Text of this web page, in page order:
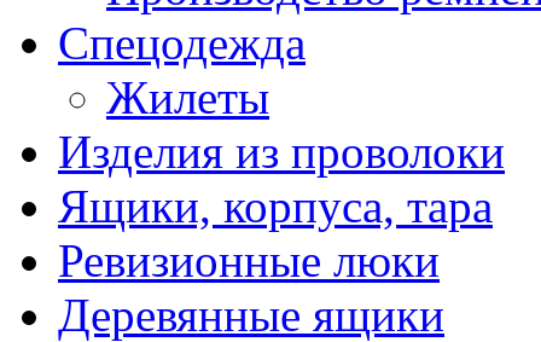
Спецодежда
Жилеты
Изделия из проволоки
Ящики, корпуса, тара
Ревизионные люки
Деревянные ящики